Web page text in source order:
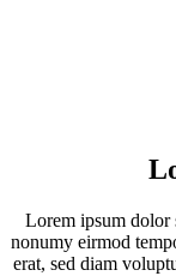
Lorem ipsum dolor
nonumy eirmod
erat, sed diam